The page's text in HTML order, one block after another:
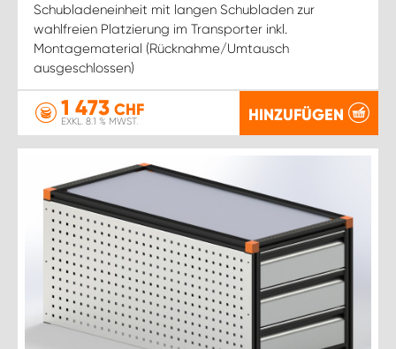
Schubladeneinheit mit langen Schubladen zur
wahlfreien Platzierung im Transporter inkl.
Montagematerial (Rücknahme/Umtausch
ausgeschlossen)
1 473 CHF
EXKL. 8.1 % MWST. HINZUFÜGEN